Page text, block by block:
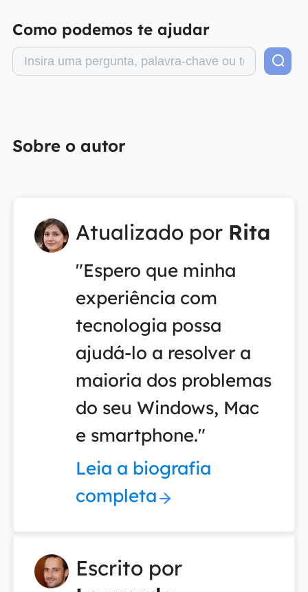
Como podemos te ajudar
Sobre o autor
Atualizado por Rita
"Espero que minha
experiência com
tecnologia possa
ajudá-lo a resolver a
maioria dos problemas
do seu Windows, Mac
e smartphone."
Leia a biografia
completa
Escrito por